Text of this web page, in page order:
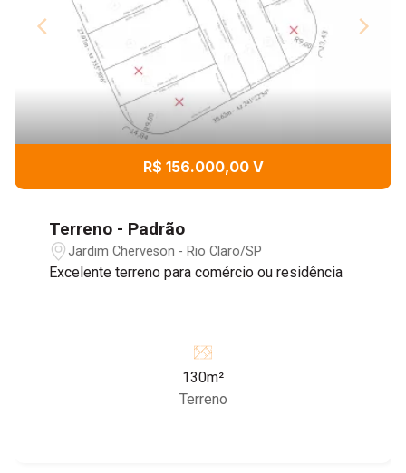
R$ 156.000,00 V
Terreno - Padrão
Jardim Cherveson - Rio Claro/SP
Excelente terreno para comércio ou residência
130m²
Terreno